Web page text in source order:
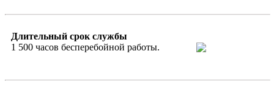
Длительный срок службы
1 500 часов бесперебойной работы.